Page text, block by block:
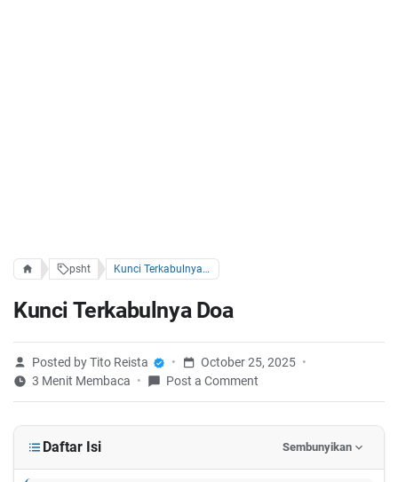
psht Kunci Terkabulnya Doa
Kunci Terkabulnya Doa
Posted by Tito Reista
October 25, 2025
3 Menit Membaca
Post a Comment
Daftar Isi Sembunyikan